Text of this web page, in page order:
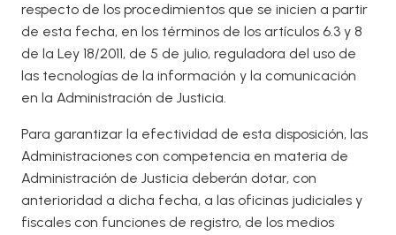
respecto de los procedimientos que se inicien a partir
de esta fecha, en los términos de los artículos 6.3 y 8
de la Ley 18/2011, de 5 de julio, reguladora del uso de
las tecnologías de la información y la comunicación
en la Administración de Justicia.
Para garantizar la efectividad de esta disposición, las
Administraciones con competencia en materia de
Administración de Justicia deberán dotar, con
anterioridad a dicha fecha, a las oficinas judiciales y
fiscales con funciones de registro, de los medios